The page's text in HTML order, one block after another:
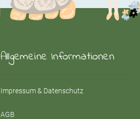
Allgemeine Informationen
Impressum & Datenschutz
AGB